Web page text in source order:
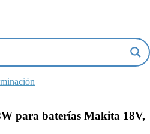
para baterías Makita 18V,